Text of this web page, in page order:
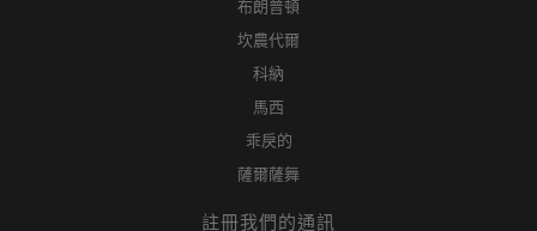
布朗普頓
坎農代爾
科納
馬西
乖戾的
薩爾薩舞
註冊我們的通訊